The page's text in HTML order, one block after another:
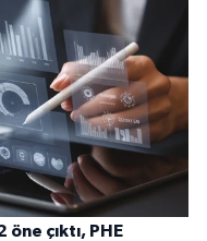
çıktı, PHE